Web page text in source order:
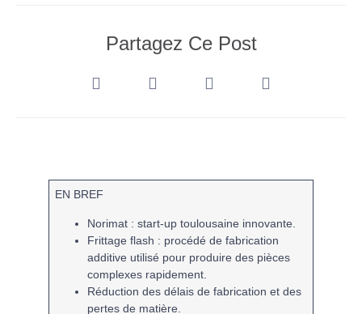
Partagez Ce Post
EN BREF
Norimat : start-up toulousaine innovante.
Frittage flash : procédé defabrication
additive utilisé pour produire des pièces
complexes rapidement.
Réduction des délais defabrication et des
pertes de matière